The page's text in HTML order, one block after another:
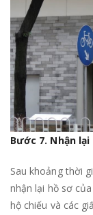
Bước 7. Nhận
Sau khoảng thời
nhận lại hồ sơ
hộ chiếu và các